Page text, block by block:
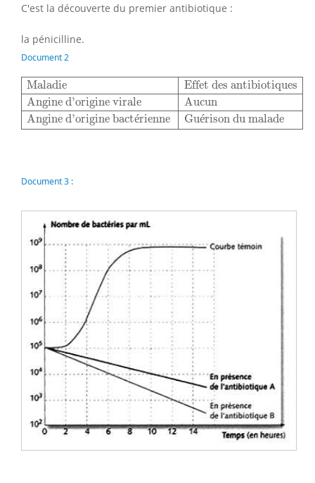
C'est la découverte du premier antibiotique :
la pénicilline.
Document 2
Maladie
Effet des antibiotiques
Angine d'origine virale
Aucun
Angine d'origine bactérienne Guérison du malade
MaladieEffet des antibiotiquesAngine d'origine virale
Document 3 :